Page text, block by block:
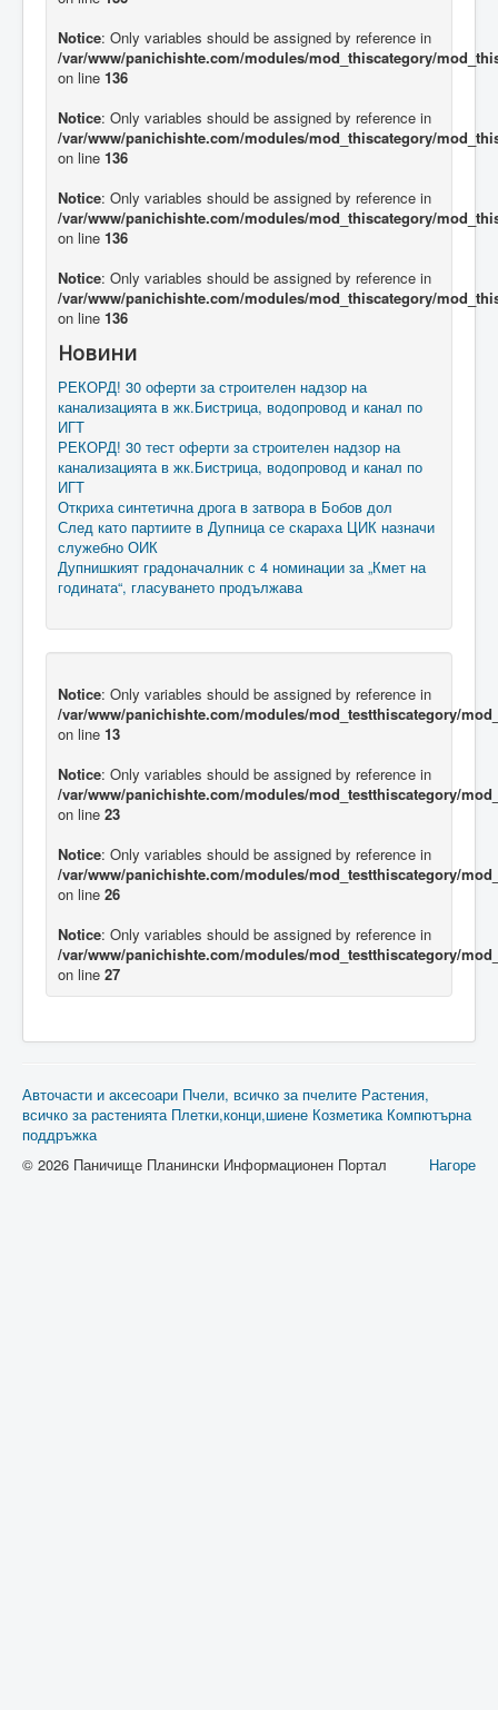
Notice: Only variables should be assigned by reference in
/var/www/panichishte.com/modules/mod_thiscategory/
on line 136
Notice: Only variables should be assigned by reference in
/var/www/panichishte.com/modules/mod_thiscategory/
on line 136
Notice: Only variables should be assigned by reference in
/var/www/panichishte.com/modules/mod_thiscategory/
on line 136
Notice: Only variables should be assigned by reference in
/var/www/panichishte.com/modules/mod_thiscategory/
on line 136
Новини
РЕКОРД! 30 оферти за строителен надзор на
канализацията в жк.Бистрица, водопровод и канал по
ИГТ
РЕКОРД! 30 тест оферти за строителен надзор на
канализацията в жк.Бистрица, водопровод и канал по
ИГТ
Откриха синтетична дрога в затвора в Бобов дол
След като партиите в Дупница се скараха ЦИК назначи
служебно ОИК
Дупнишкият градоначалник с 4 номинации за „Кмет на
годината“, гласуването продължава
Notice: Only variables should be assigned by reference in
/var/www/panichishte.com/modules/mod_testthiscategory/
on line 13
Notice: Only variables should be assigned by reference in
/var/www/panichishte.com/modules/mod_testthiscategory/
on line 23
Notice: Only variables should be assigned by reference in
/var/www/panichishte.com/modules/mod_testthiscategory/
on line 26
Notice: Only variables should be assigned by reference in
/var/www/panichishte.com/modules/mod_testthiscategory/
on line 27
Авточасти и аксесоари Пчели, всичко за пчелите Растения,
всичко за растенията Плетки,конци,шиене Козметика Компютърна
поддръжка
Нагоре
© 2026 Паничище Планински Информационен Портал